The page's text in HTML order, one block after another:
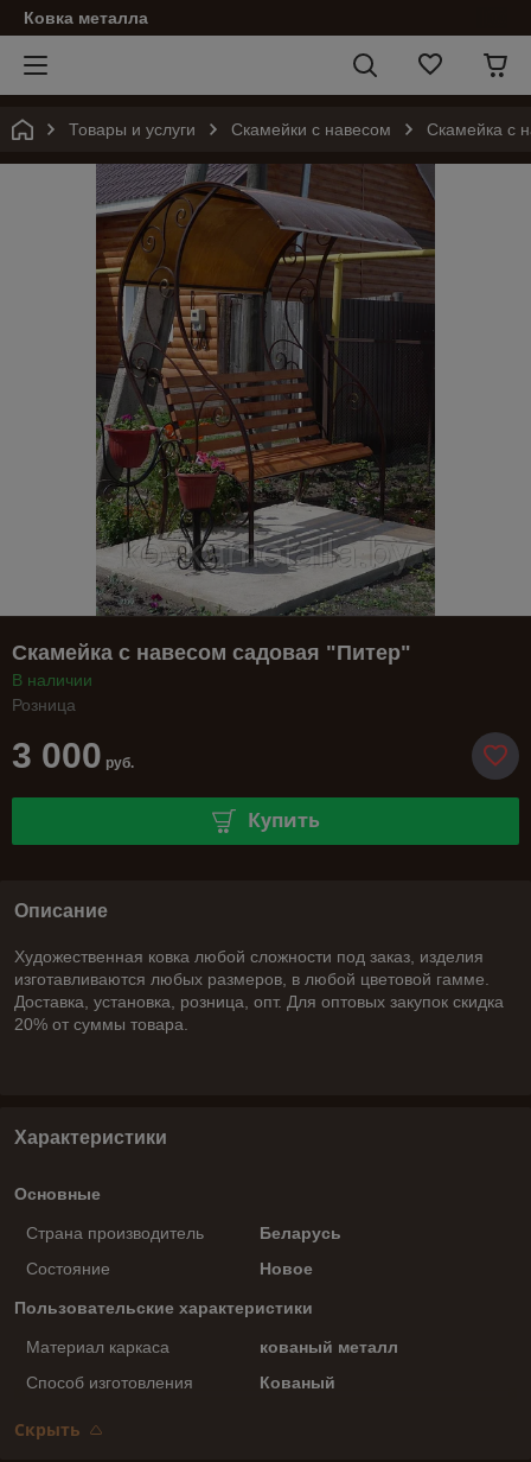
Ковка металла
Товары и услуги Скамейки с навесом Скамейка с
Скамейка с навесом садовая "Питер"
В наличии
Розница
3 000 руб.
Купить
Описание
Художественная ковка любой сложности под заказ, изделия
изготавливаются любых размеров, в любой цветовой гамме.
Доставка, установка, розница, опт. Для оптовых закупок скидка
20% от суммы товара.
Характеристики
Основные
Страна производитель
Беларусь
Состояние
Новое
Пользовательские характеристики
Материал каркаса
кованый металл
Способ изготовления
Кованый
Скрыть